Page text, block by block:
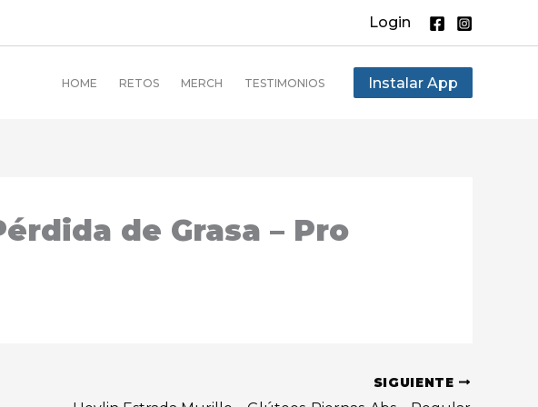
Login
HOME RETOS MERCH TESTIMONIOS Instalar App
de Grasa – Pro
SIGUIENTE